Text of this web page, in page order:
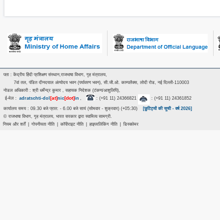
पता : केंद्रीय हिंदी प्रशिक्षण संस्थान,राजभाषा विभाग, गृह मंत्रालय,
7वां तल, पंडित दीनदयाल अंत्‍योदय भवन (पर्यावरण भवन), सी.जी.ओ. काम्पलैक्स, लोदी रोड, नई दिल्ली-110003
नोडल अधिकारी : श्री धर्मेन्द्र कुमार , सहायक निदेशक (टंकण/आशुलिपि),
ई-मेल : adratschti-dol [at]nic[dot]in , : (+91 11) 24366821 : (+91 11) 24361852
कार्यालय समय : 09.30 बजे प्रात: - 6.00 बजे सायं (सोमवार - शुक्रवार) (+05:30)
[छुटिट्यों की सूची - वर्ष 2026]
© राजभाषा विभाग, गृह मंत्रालय, भारत सरकार द्वारा स्वामित्व सामग्री.
नियम और शर्तें
गोपनीयता नीति कॉपीराइट नीति हाइपरलिंकिंग नीति डिस्क्लेमर